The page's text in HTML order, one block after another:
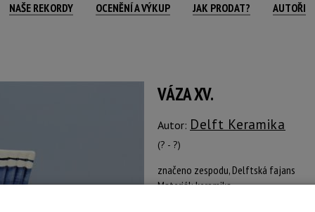
NAŠE REKORDY OCENĚNÍ A VÝKUP JAK PRODAT? AUTOŘI
VÁZA XV.
Autor: Delft Keramika
(? - ?)
značeno zespodu, Delftská fajans
Materiál: keramika